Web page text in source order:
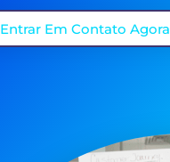
Entrar Em Contato Agora